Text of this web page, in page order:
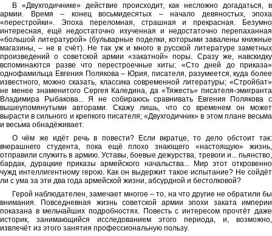
В «Двухгодичнике» действие происходит, как несложно догадаться, в
армии. Время – конец восьмидесятых – начало девяностых, эпоха
«перестройки». Эпоха переломная, страшная и прекрасная. Безумно
интересная, ещё недостаточно изученная и недостаточно перепаханная
«большой литературой» (бульварные поделки, которыми завалены книжные
магазины, – не в счёт). Не так уж и много в русской литературе заметных
произведений о советской армии «закатной» поры. Сразу же, навскидку
вспоминаются разве что перестроечные хиты: «Сто дней до приказа»
однофамильца Евгения Полякова – Юрия, писателя, разумеется, куда более
известного, можно сказать, классика современной литературы; «Стройбат»
не менее знаменитого Сергея Каледина, да «Тяжесть» писателя-эмигранта
Владимира Рыбакова... Я не собираюсь сравнивать Евгения Полякова с
вышеупомянутыми авторами. Скажу лишь, что со временем он может
вырасти в сильного и крепкого писателя; «Двухгодичник» в этом плане весьма
и весьма обнадёживает.
О чём же идёт речь в повести? Если вкратце, то дело обстоит так:
вчерашнего студента, пока ещё плохо знающего «настоящую» жизнь,
отправили служить в армию. Уставы, боевые дежурства, тревоги и... пьянство,
бардак, дурацкие приказы армейского начальства... Мир этот откровенно
чужд интеллигентному герою. Как он выдержит такое испытание? Не сойдёт
ли с ума за эти два года армейской жизни, абсурдной и бестолковой?
Герой наблюдателен, замечает многое – то, на что другие не обратили бы
внимания. Повседневная жизнь советской армии эпохи заката империи
показана в мельчайших подробностях. Повесть с интересом прочтёт даже
историк, занимающийся исследованием этого периода, и, возможно,
извлечёт из этого занятия профессиональную пользу.